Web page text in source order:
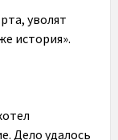
уволят
история».
Дело удалось